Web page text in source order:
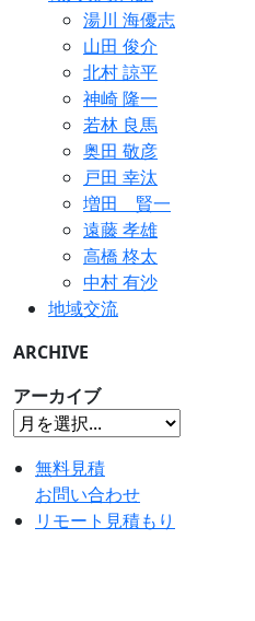
湯川 海優志
山田 俊介
北村 諒平
神崎 隆一
若林 良馬
奥田 敬彦
戸田 幸汰
増田 賢一
遠藤 孝雄
高橋 柊太
中村 有沙
地域交流
ARCHIVE
アーカイブ
無料見積
お問い合わせ
リモート見積もり